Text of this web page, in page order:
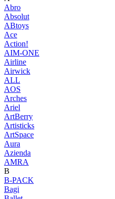
Abro
Absolut
ABtoys
Ace
Action!
AIM-ONE
Airline
Airwick
ALL
AOS
Arches
Ariel
ArtBerry
Artisticks
ArtSpace
Aura
Azienda
AМRA
B
B-PACK
Bagi